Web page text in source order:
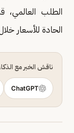
الطلب العالمي،
الحادة للأسعار
ناقش الخبر مع
ChatGPT